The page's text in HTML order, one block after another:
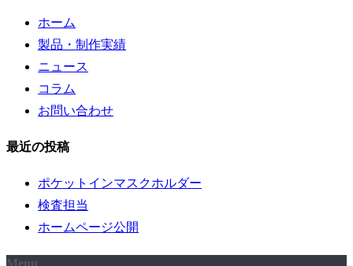
ホーム
製品・制作実績
ニュース
コラム
お問い合わせ
最近の投稿
ポケットインマスクホルダー
検査担当
ホームページ公開
Menu